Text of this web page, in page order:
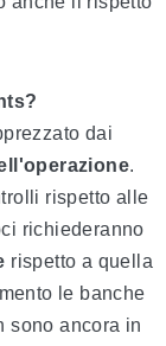
dai
.
rispetto alle
richiederanno
rispetto a quella
le banche
sono ancora in